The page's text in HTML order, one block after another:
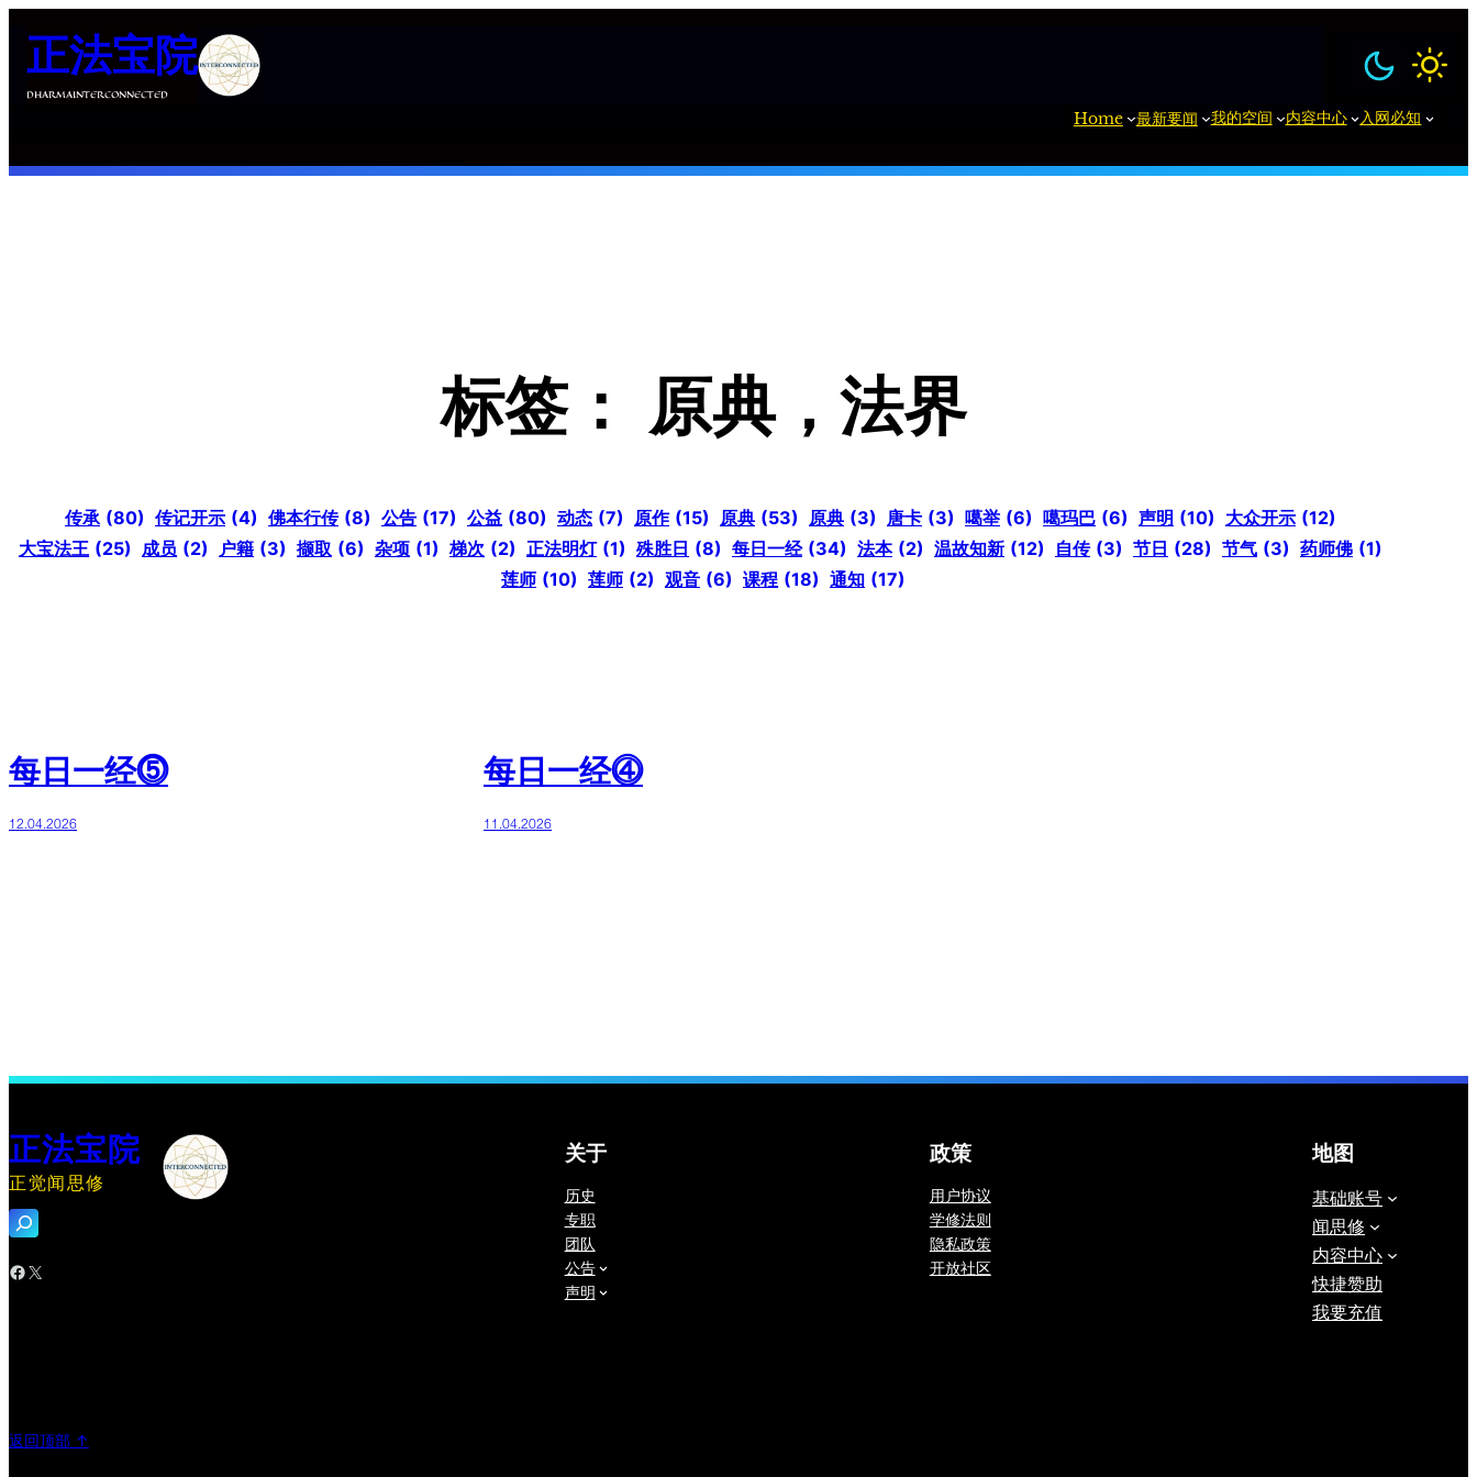
正法宝院
DHARMAINTERCONNECTED
Home 最新要闻 我的空间 内容中心 入网必知
标签： 原典，法界
传承 (80) 传记开示 (4) 佛本行传 (8) 公告 (17) 公益 (80) 动态 (7) 原作 (15) 原典 (53) 原典 (3) 唐卡 (3) 噶举 (6) 噶玛巴 (6) 声明 (10) 大众开示 (12)
大宝法王 (25) 成员 (2) 户籍 (3) 撷取 (6) 杂项 (1) 梯次 (2) 正法明灯 (1) 殊胜日 (8) 每日一经 (34) 法本 (2) 温故知新 (12) 自传 (3) 节日 (28) 节气 (3) 药师佛 (1)
莲师 (10) 莲师 (2) 观音 (6) 课程 (18) 通知 (17)
每日一经⓹
12.04.2026
每日一经⓸
11.04.2026
正法宝院
正觉闻思修
搜
索
Facebook X
关于
历史
专职
团队
公告
声明
政策
用户协议
学修法则
隐私政策
开放社区
地图
基础账号
闻思修
内容中心
快捷赞助
我要充值
返回顶部 ↑